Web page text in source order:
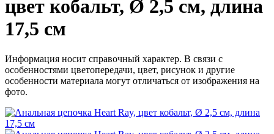
цвет кобальт, Ø 2,5 см, длина
17,5 см
Информация носит справочный характер. В связи с
особенностями цветопередачи, цвет, рисунок и другие
особенности материала могут отличаться от изображения на
фото.